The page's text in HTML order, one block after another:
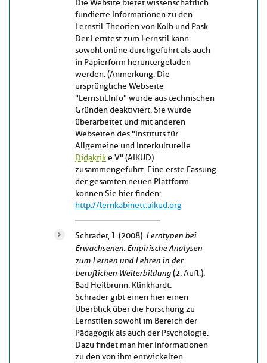
Die Website bietet wissenschaftlich
fundierte Informationen zu den
Lernstil-Theorien von Kolb und Pask.
Der Lerntest zum Lernstil kann
sowohl online durchgeführt als auch
in Papierform heruntergeladen
werden. (Anmerkung: Die
ursprüngliche Webseite
"Lernstil.Info" wurde aus technischen
Gründen deaktiviert. Sie wurde
überarbeitet und mit anderen
Webseiten des "Instituts für
Allgemeine und Interkulturelle
Didaktike.V" (AIKUD)
zusammengeführt. Eine erste Fassung
der gesamten neuen Plattform
können Sie hier finden:
http://lernkabinett.aikud.org
Schrader, J. (2008). Lerntypen bei
Erwachsenen. Empirische Analysen
zum Lernen und Lehren in der
beruflichen Weiterbildung(2. Aufl.).
Bad Heilbrunn: Klinkhardt.
Schrader gibt einen hier einen
Überblick über die Forschung zu
Lernstilen sowohl im Bereich der
Pädagogik als auch der Psychologie.
Dazu findet man hier Informationen
zu den von ihm entwickelten